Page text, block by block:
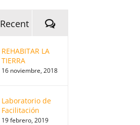
Recent Comments
REHABITAR LA
TIERRA
16 noviembre, 2018
Laboratorio de
Facilitación
19 febrero, 2019